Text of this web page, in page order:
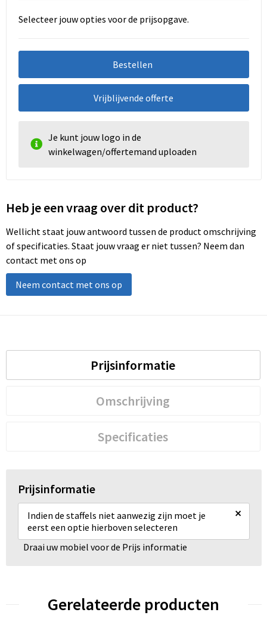
Selecteer jouw opties voor de prijsopgave.
Bestellen
Vrijblijvende offerte
Je kunt jouw logo in de
winkelwagen/offertemand uploaden
Heb je een vraag over dit product?
Wellicht staat jouw antwoord tussen de product omschrijving
of specificaties. Staat jouw vraag er niet tussen? Neem dan
contact met ons op
Neem contact met ons op
Prijsinformatie
Omschrijving
Specificaties
Prijsinformatie
Indien de staffels niet aanwezig zijn moet je
eerst een optie hierboven selecteren
×
Draai uw mobiel voor de Prijs informatie
Gerelateerde producten